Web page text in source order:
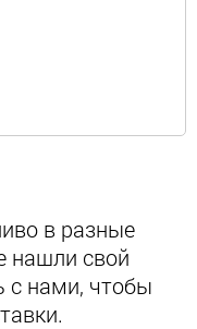
в разные
нашли свой
с нами, чтобы